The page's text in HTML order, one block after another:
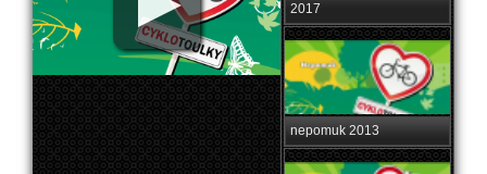
2017
nepomuk 2013